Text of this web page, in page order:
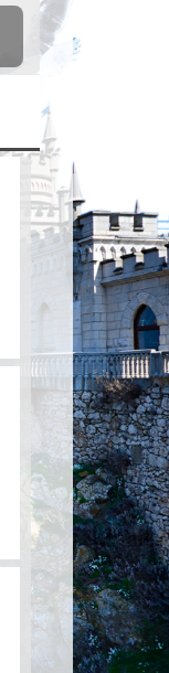
СОЦ
СЕТИ